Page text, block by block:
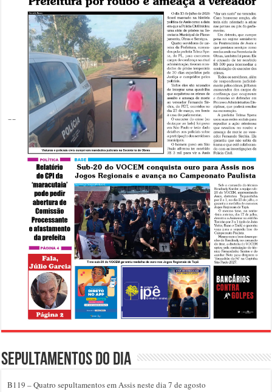
Sepultamentos do dia
B119 – Quatro sepultamentos em Assis neste dia 7 de agosto